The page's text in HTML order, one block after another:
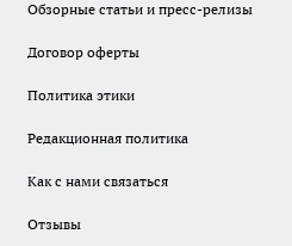
Обзорные статьи и пресс-релизы
Договор оферты
Политика этики
Редакционная политика
Как с нами связаться
Отзывы